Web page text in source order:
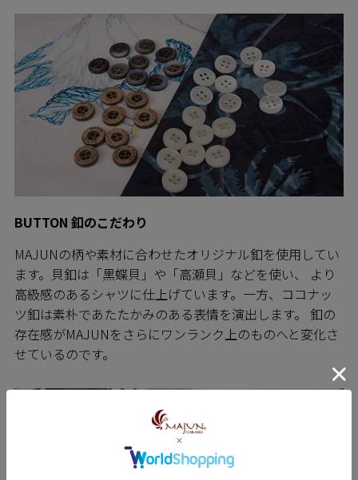
BUTTON 釦のこだわり
MAJUNの柄や素材に合わせたオリジナル釦を使用してい
ます。貝釦は「黒蝶貝」や「高瀬貝」などを使い、 より
高級感のあるシャツに仕上げています。一方、ココナッ
ツ釦は素朴であたたかみのある表情を演出します。 釦の
存在感がMAJUNをさらにワンランク上のものへと変化さ
せているのです。